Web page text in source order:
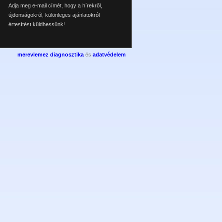
Adja meg e-mail címét, hogy a hírekről,
újdonságokról, különleges ajánlatokról
értesítést küldhessünk!
merevlemez diagnosztika és adatvédelem